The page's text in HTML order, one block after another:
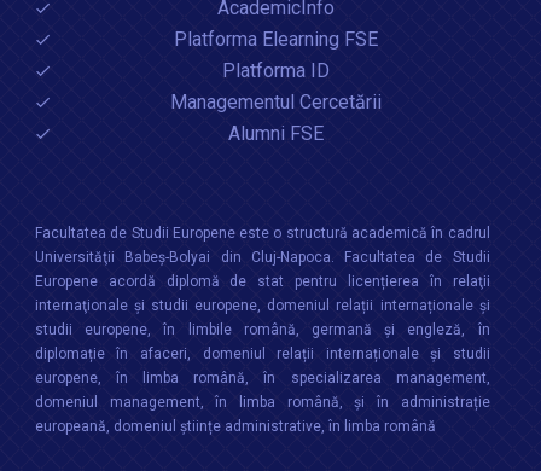
AcademicInfo
Platforma Elearning FSE
Platforma ID
Managementul Cercetării
Alumni FSE
Facultatea de Studii Europene este o structură academică în cadrul
Universităţii Babeș-Bolyai din Cluj-Napoca. Facultatea de Studii
Europene acordă diplomă de stat pentru licențierea în relaţii
internaţionale şi studii europene, domeniul relații internaționale şi
studii europene, în limbile română, germană și engleză, în
diplomație în afaceri, domeniul relații internaționale și studii
europene, în limba română, în specializarea management,
domeniul management, în limba română, și în administrație
europeană, domeniul științe administrative, în limba română